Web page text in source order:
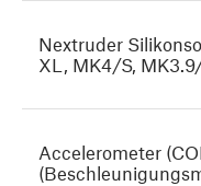
Nextruder
XL, MK4/S,
Accelerometer